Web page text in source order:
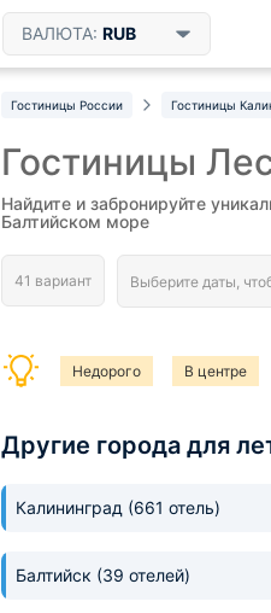
ВАЛЮТА: RUB
Гостиницы России Гостиницы
Гостиницы
Найдите и забронируйте
Балтийском море
Недорого В центре
Другие города для
Калининград (661 отель)
Балтийск (39 отелей)